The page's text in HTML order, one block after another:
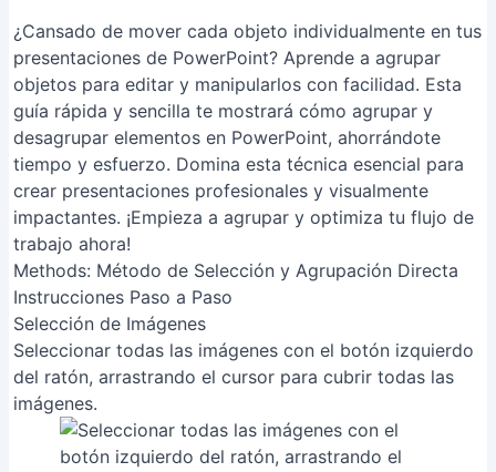
¿Cansado de mover cada objeto individualmente en tus
presentaciones de PowerPoint? Aprende a agrupar
objetos para editar y manipularlos con facilidad. Esta
guía rápida y sencilla te mostrará cómo agrupar y
desagrupar elementos en PowerPoint, ahorrándote
tiempo y esfuerzo. Domina esta técnica esencial para
crear presentaciones profesionales y visualmente
impactantes. ¡Empieza a agrupar y optimiza tu flujo de
trabajo ahora!
Methods: Método de Selección y Agrupación Directa
Instrucciones Paso a Paso
Selección de Imágenes
Seleccionar todas las imágenes con el botón izquierdo
del ratón, arrastrando el cursor para cubrir todas las
imágenes.